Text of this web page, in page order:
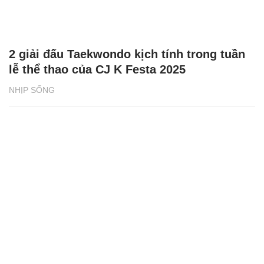
NHỊP SỐNG
2 giải đấu Taekwondo kịch tính trong tuần
lễ thể thao của CJ K Festa 2025